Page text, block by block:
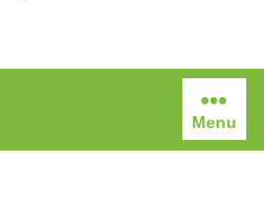
Menu